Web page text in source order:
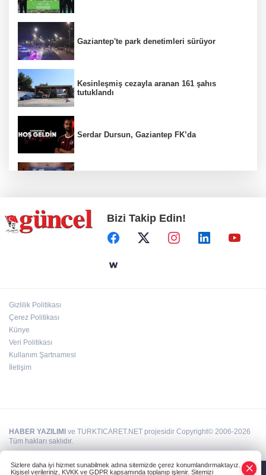
Gaziantep'te park denetimleri sürüyor
Kesinleşmiş cezayla aranan 161 şahıs
tutuklandı
Serdar Dursun, Gaziantep FK’da
Define avcıları yakalandı
Emre Bildirici ve Emine Koruer’in mutlu
Bizi Takip Edin!
Gizlilik Politikası
Çerez Politikası
Künye
Veri Politikası
Kullanım Şartnamesi
İletişim
HABER YAZILIMI ve TURKTICARET.NET projesidir Copyright© 2006-2026
Tüm hakları saklıdır.
Sizlere daha iyi hizmet sunabilmek adına sitemizde çerez konumlandırmaktayız.
Kişisel verileriniz, KVKK ve GDPR kapsamında toplanıp işlenir. Sitemizi